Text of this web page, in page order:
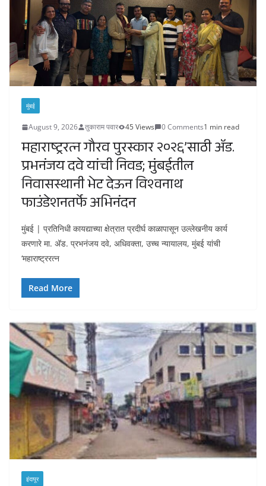
मुंबई
August 9, 2026 तुकाराम पवार 45 Views 0 Comments1 min read
महाराष्ट्ररत्न गौरव पुरस्कार २०२६’साठी अ‍ॅड.
प्रभनंजय दवे यांची निवड; मुंबईतील
निवासस्थानी भेट देऊन विश्वनाथ
फाउंडेशनतर्फे अभिनंदन
मुंबई | प्रतिनिधी कायद्याच्या क्षेत्रात प्रदीर्घ काळापासून उल्लेखनीय कार्य
करणारे मा. अ‍ॅड. प्रभनंजय दवे, अधिवक्ता, उच्च न्यायालय, मुंबई यांची
‘महाराष्ट्ररत्न
Read More
इंदापूर